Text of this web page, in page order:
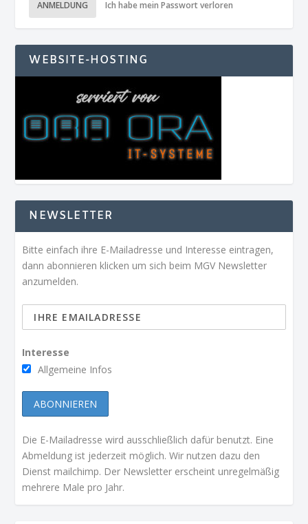
ANMELDUNG Ich habe mein Passwort verloren
WEBSITE-HOSTING
NEWSLETTER
Bitte einfach ihre E-Mailadresse und Interesse eintragen,
dann abonnieren klicken um sich beim MGV Newsletter
anzumelden.
Interesse
Allgemeine Infos
Die E-Mailadresse wird ausschließlich dafür benutzt. Eine
Abmeldung ist jederzeit möglich. Wir nutzen dazu den
Dienst mailchimp. Der Newsletter erscheint unregelmäßig
mehrere Male pro Jahr.